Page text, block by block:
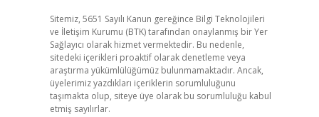
Sitemiz, 5651 Sayılı Kanun gereğince Bilgi Teknolojileri
ve İletişim Kurumu (BTK) tarafından onaylanmış bir Yer
Sağlayıcı olarak hizmet vermektedir. Bu nedenle,
sitedeki içerikleri proaktif olarak denetleme veya
araştırma yükümlülüğümüz bulunmamaktadır. Ancak,
üyelerimiz yazdıkları içeriklerin sorumluluğunu
taşımakta olup, siteye üye olarak bu sorumluluğu kabul
etmiş sayılırlar.